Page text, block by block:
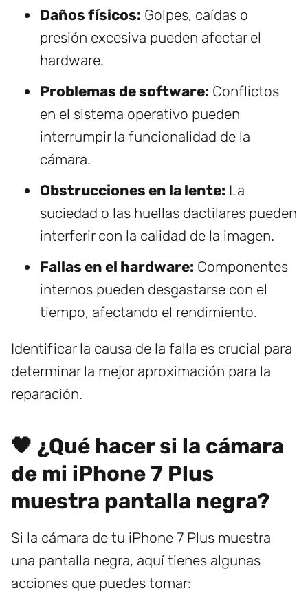
Daños físicos: Golpes, caídas o
presión excesiva pueden afectar el
hardware.
Problemas de software: Conflictos
en el sistema operativo pueden
interrumpir la funcionalidad de la
cámara.
Obstrucciones en la lente: La
suciedad o las huellas dactilares pueden
interferir con la calidad de la imagen.
Fallas en el hardware: Componentes
internos pueden desgastarse con el
tiempo, afectando el rendimiento.
Identificar la causa de la falla es crucial para
determinar la mejor aproximación para la
reparación.
🖤 ¿Qué hacer si la cámara
de mi iPhone 7 Plus
muestra pantalla negra?
Si la cámara de tu iPhone 7 Plus muestra
una pantalla negra, aquí tienes algunas
acciones que puedes tomar: